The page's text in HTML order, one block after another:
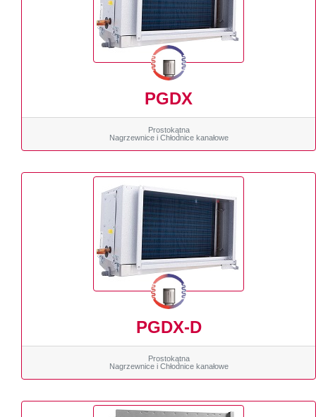
PGDX
Prostokątna
Nagrzewnice i Chłodnice kanałowe
PGDX-D
Prostokątna
Nagrzewnice i Chłodnice kanałowe